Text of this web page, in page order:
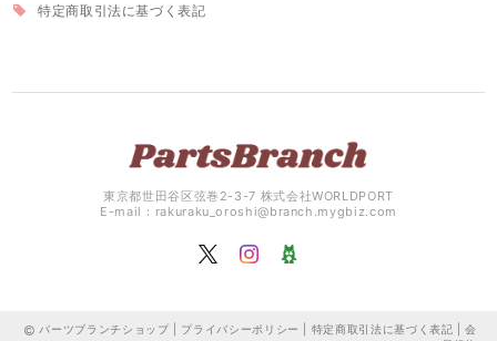
特定商取引法に基づく表記
東京都世田谷区弦巻2-3-7 株式会社WORLDPORT
E-mail： rakuraku_oroshi@branch.mygbiz.com
パーツブランチショップ | プライバシーポリシー 特定商取引法に基づく表記 |会